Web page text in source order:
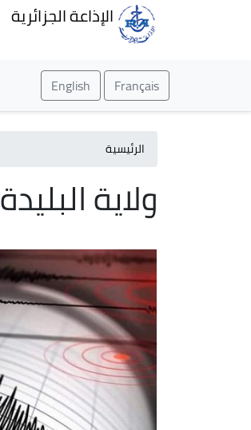
الإذاعة الجزائرية
Français
English
الرئيسية
ولاية البليدة